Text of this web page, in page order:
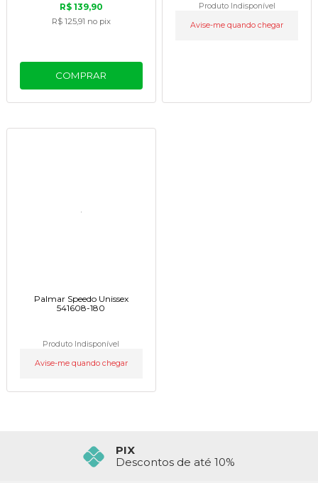
R$ 139,90
R$ 125,91 no pix
COMPRAR
Produto Indisponível
Avise-me quando chegar
Palmar Speedo Unissex
541608-180
Produto Indisponível
Avise-me quando chegar
PIX
Descontos de até 10%